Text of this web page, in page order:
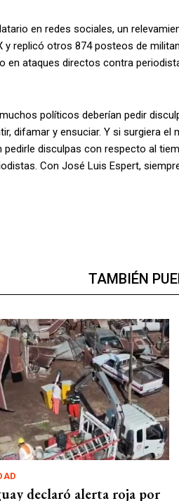
en redes sociales, un
y replicó otros 874 posteos de
en ataques directos contra
políticos deberían pedir
difamar y ensuciar. Y si surgiera el
disculpas con respecto al
Con José Luis Espert,
TAMBIÉN
declaró alerta roja por